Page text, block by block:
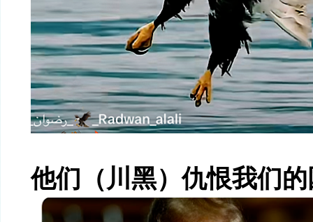
他们（川黑）仇恨我们